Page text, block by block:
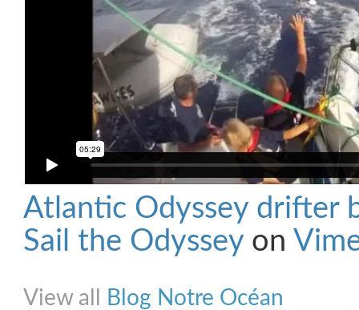
Atlantic Odyssey drifter
Sail the Odyssey on
View all
Blog Notre Océan